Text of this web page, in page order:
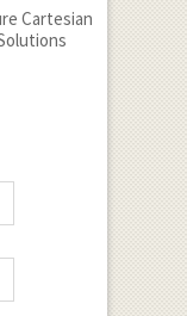
Cartesian